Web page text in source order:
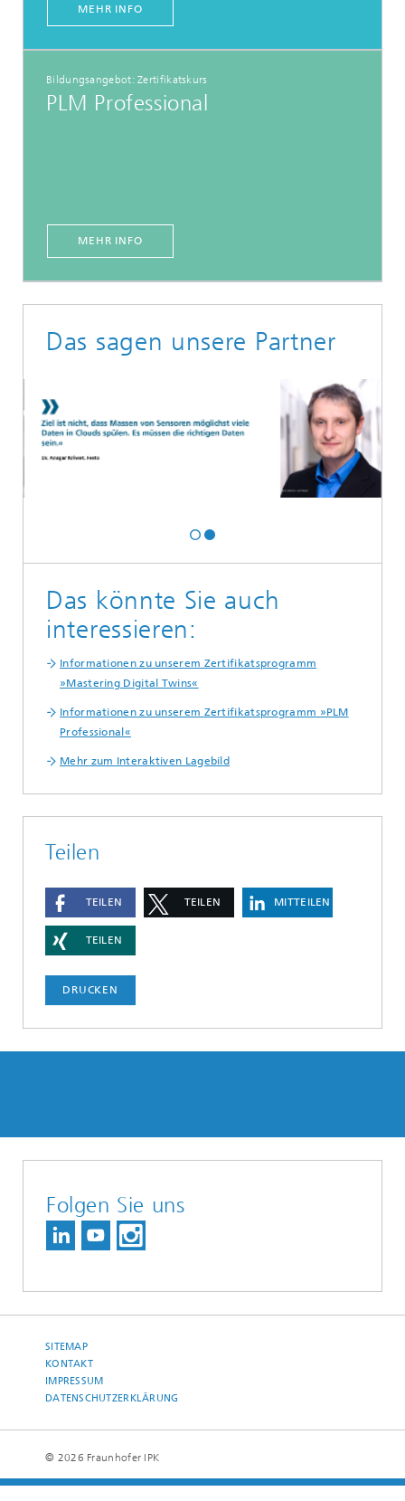
MEHR INFO
Bildungsangebot: Zertifikatskurs
PLM Professional
MEHR INFO
Das sagen unsere Partner
Das könnte Sie auch
interessieren:
Informationen zu unserem Zertifikatsprogramm
»Mastering Digital Twins«
Informationen zu unserem Zertifikatsprogramm »PLM
Professional«
Mehr zum Interaktiven Lagebild
Teilen
TEILEN TEILEN MITTEILEN
TEILEN
DRUCKEN
Folgen Sie uns
SITEMAP
KONTAKT
IMPRESSUM
DATENSCHUTZERKLÄRUNG
© 2026 Fraunhofer IPK